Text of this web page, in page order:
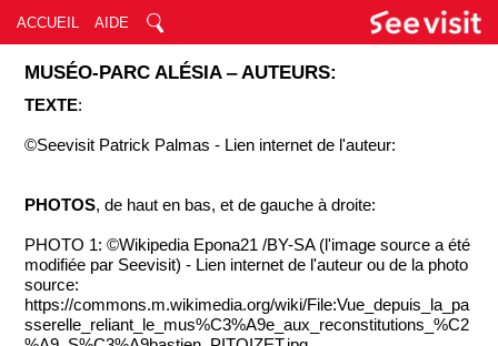
ACCUEIL AIDE
MUSÉO-PARC ALÉSIA ‒ AUTEURS:
TEXTE:
©Seevisit Patrick Palmas - Lien internet de l'auteur:
PHOTOS, de haut en bas, et de gauche à droite:
PHOTO 1: ©Wikipedia Epona21 /BY-SA (l'image source a été
modifiée par Seevisit) - Lien internet de l'auteur ou de la photo
source:
https://commons.m.wikimedia.org/wiki/File:Vue_depuis_la_pa
sserelle_reliant_le_mus%C3%A9e_aux_reconstitutions_%C2